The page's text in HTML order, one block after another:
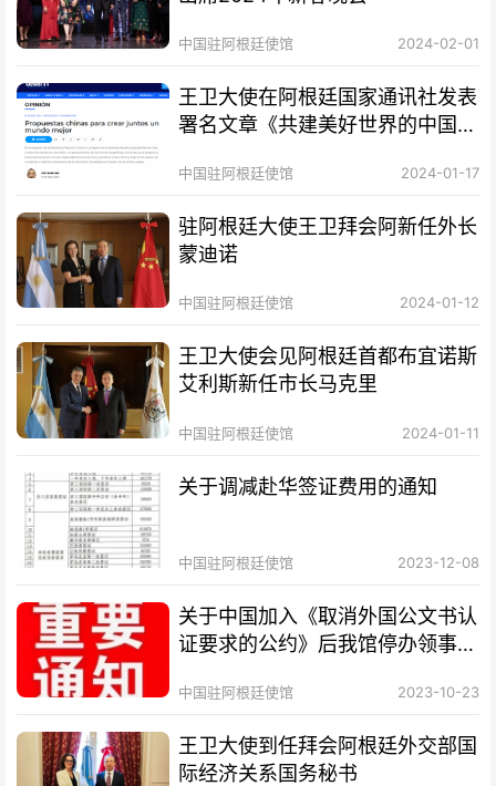
中国驻阿根廷使馆 2024-02-01
王卫大使在阿根廷国家通讯社发表
署名文章《共建美好世界的中国方
中国驻阿根廷使馆 2024-01-17
驻阿根廷大使王卫拜会阿新任外长
蒙迪诺
中国驻阿根廷使馆 2024-01-12
王卫大使会见阿根廷首都布宜诺斯
艾利斯新任市长马克里
中国驻阿根廷使馆 2024-01-11
关于调减赴华签证费用的通知
中国驻阿根廷使馆 2023-12-08
关于中国加入《取消外国公文书认
证要求的公约》后我馆停办领事认
中国驻阿根廷使馆 2023-10-23
王卫大使到任拜会阿根廷外交部国
际经济关系国务秘书